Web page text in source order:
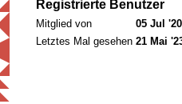
Registrierte Benutzer
Mitglied von
05 Jul
Letztes Mal gesehen 21 Mai